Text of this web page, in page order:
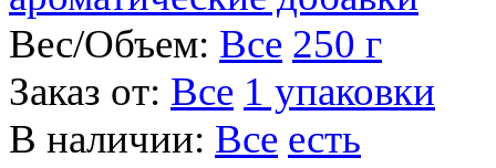
Вес/Объем: Все 250 г
Заказ от: Все 1 упаковки
В наличии: Все есть